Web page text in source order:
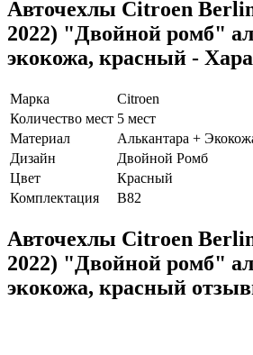
Авточехлы Citroen
2022) "Двойной ромб"
экокожа, красный -
Марка
Citroen
Количество мест 5 мест
Материал
Алькантара +
Дизайн
Двойной Ромб
Цвет
Красный
Комплектация
B82
Авточехлы Citroen
2022) "Двойной ромб"
экокожа, красный